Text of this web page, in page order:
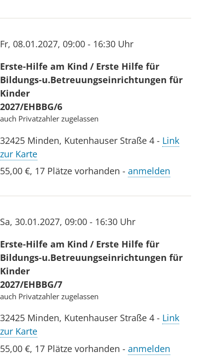
Fr, 08.01.2027, 09:00 - 16:30 Uhr
Erste-Hilfe am Kind / Erste Hilfe für
Bildungs-u.Betreuungseinrichtungen für
Kinder
2027/EHBBG/6
auch Privatzahler zugelassen
32425 Minden, Kutenhauser Straße 4 - Link
zur Karte
55,00 €, 17 Plätze vorhanden - anmelden
Sa, 30.01.2027, 09:00 - 16:30 Uhr
Erste-Hilfe am Kind / Erste Hilfe für
Bildungs-u.Betreuungseinrichtungen für
Kinder
2027/EHBBG/7
auch Privatzahler zugelassen
32425 Minden, Kutenhauser Straße 4 - Link
zur Karte
55,00 €, 17 Plätze vorhanden - anmelden